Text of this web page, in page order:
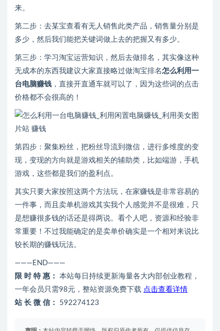
来。
第二步：去某宝查看有无人销售此类产品，销售量分别是
多少，然后我们能把关键词做上去的把握又有多少。
第三步：学习淘宝运营知识，然后去做排名，其实像这种
无成本的东西我建议大家直接略过做淘宝排名怎么利用一
台电脑赚钱 ，直接开直通车就可以了，因为这些词的点击
价格都不会很高的！
第四步：聚集粉丝，把粉丝导流到微信，进行多维度的变
现，变现的方向就是游戏相关的辅助类，比如端游，手机
游戏，这些都是我们的盈利点。
其实只要大家按照这两个方法玩，在家赚钱是非常容易的
一件事，而且卖单机游戏其实我个人感觉并不是很难，只
是想赚很多钱的话还是得两说。看个人吧，资源和经验非
常重要！不过我能确定的是卖单价确实是一个相对来说比
较长期的赚钱玩法。
———END———
限 时 特 惠： 本站每日持续更新海量各大内部创业教程，
一年会员只需98元，整站资源免费下载 点击查看详情
站 长 微 信： 592274123